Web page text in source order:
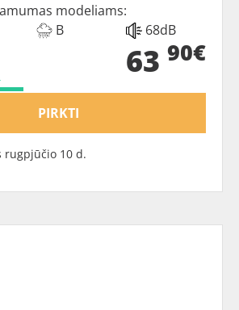
modeliams:
B 68dB
63 90€
PIRKTI
rugpjūčio 10 d.